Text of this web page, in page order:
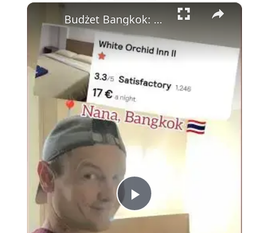
×
Play
Budżet Bangkok: White Orchid Inn—Tanie, Czyste i Idealnie Położone Obok Nana Plaza 💰🏨